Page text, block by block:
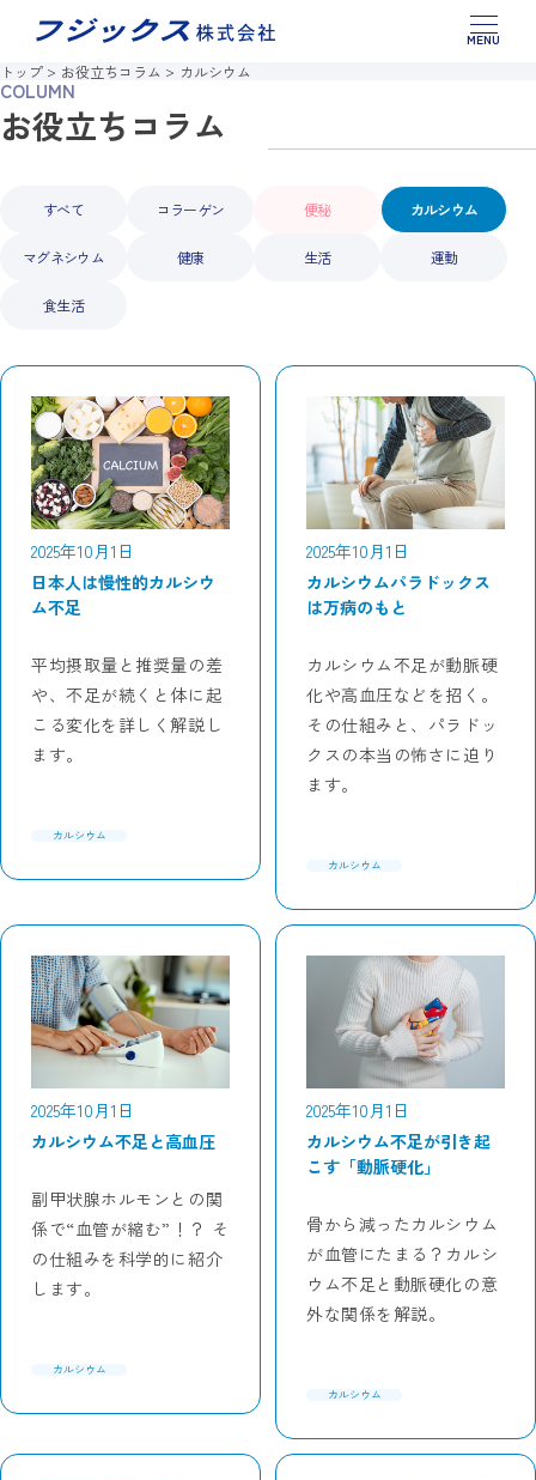
このページの本文へ移動
製品情報
お役立ちコラム
トップ お役立ちコラム カルシウム
COLUMN
お役立ちコラム
すべて コラーゲン 便秘 カルシウム
マグネシウム 健康 生活 運動
食生活
2025年10月1日
日本人は慢性的カルシウ
ム不足
平均摂取量と推奨量の差
や、不足が続くと体に起
こる変化を詳しく解説し
ます。
カルシウム
2025年10月1日
カルシウムパラドックス
は万病のもと
カルシウム不足が動脈硬
化や高血圧などを招く。
その仕組みと、パラドッ
クスの本当の怖さに迫り
ます。
カルシウム
2025年10月1日
カルシウム不足と高血圧
副甲状腺ホルモンとの関
係で“血管が縮む”！？ そ
の仕組みを科学的に紹介
します。
カルシウム
2025年10月1日
カルシウム不足が引き起
こす「動脈硬化」
骨から減ったカルシウム
が血管にたまる？カルシ
ウム不足と動脈硬化の意
外な関係を解説。
カルシウム